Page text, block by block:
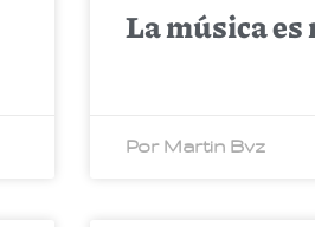
La música
Por Martin Bvz